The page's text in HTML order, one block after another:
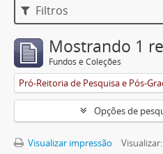
Filtros
Mostrando 1
Fundos e Coleções
Opções de
Visualizar impressão
Visualizar: